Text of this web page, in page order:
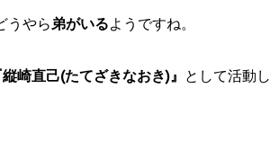
うやら弟がいるようですね。
縦崎直己(たてざきなおき)』 として活動し